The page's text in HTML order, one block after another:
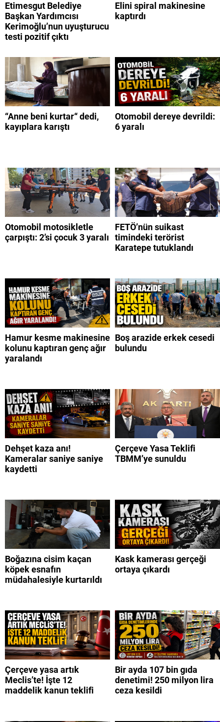
Etimesgut Belediye
Başkan Yardımcısı
Kerimoğlu’nun uyuşturucu
testi pozitif çıktı
Elini spiral makinesine
kaptırdı
“Anne beni kurtar“ dedi,
kayıplara karıştı
Otomobil dereye devrildi:
6 yaralı
Otomobil motosikletle
çarpıştı: 2’si çocuk 3 yaralı
FETÖ’nün suikast
timindeki terörist
Karatepe tutuklandı
Hamur kesme makinesine
kolunu kaptıran genç ağır
yaralandı
Boş arazide erkek cesedi
bulundu
Dehşet kaza anı!
Kameralar saniye saniye
kaydetti
Çerçeve Yasa Teklifi
TBMM’ye sunuldu
Boğazına cisim kaçan
köpek esnafın
müdahalesiyle kurtarıldı
Kask kamerası gerçeği
ortaya çıkardı
Çerçeve yasa artık
Meclis’te! İşte 12
maddelik kanun teklifi
Bir ayda 107 bin gıda
denetimi! 250 milyon lira
ceza kesildi